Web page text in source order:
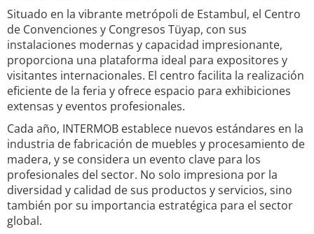
Situado en la vibrante metrópoli de Estambul, el Centro
de Convenciones y Congresos Tüyap, con sus
instalaciones modernas y capacidad impresionante,
proporciona una plataforma ideal para expositores y
visitantes internacionales. El centro facilita la realización
eficiente de la feria y ofrece espacio para exhibiciones
extensas y eventos profesionales.
Cada año, INTERMOB establece nuevos estándares en la
industria de fabricación de muebles y procesamiento de
madera, y se considera un evento clave para los
profesionales del sector. No solo impresiona por la
diversidad y calidad de sus productos y servicios, sino
también por su importancia estratégica para el sector
global.